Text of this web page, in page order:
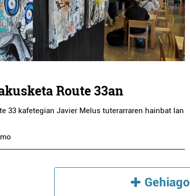
Route 33an
33 kafetegian Javier Melus tuterarraren hainbat lan
Gehiago